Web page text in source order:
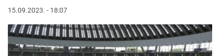
15.09.2023. - 18:07